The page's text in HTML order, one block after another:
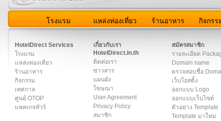
โรงแรม แหล่งท่องเที่ยว ร้านอาหาร กิจกรร
HotelDirect Services
โรงแรม
แหล่งท่องเที่ยว
ร้านอาหาร
กิจกรรม
เทศกาล
ศูนย์ OTOP
แพคเกจทัวร์
เกี่ยวกับเรา
HotelDirect.in.th
ติดต่อเรา
ข่าวสาร
แผนผัง
โฆษณา
User Agreement
Privacy Policy
สมาชิก
สมัครสมาชิก
รายละเอียด
Domain name
ตรวจสอบชื่อ
เว็บโฮสติ้ง
ออกแบบ Logo
ออกแบบเว็บไซต์
ตัวอย่าง Template
Template มาใหม่